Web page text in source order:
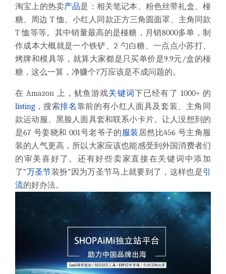
淘宝上的热卖产品是：相关笔记本、粉色丝带礼盒、椪
糖、周边 T恤、小红人同款正方三角圆面罩、主角同款
T恤等等。其中销量最高的是椪糖，月销8000多单，制
作成本大概就是一个铁铲、2 勺白糖、一点点小苏打、
烤牌和模具等，就算大家都是只买单价是9.9元 /盒的椪
糖，这么一算，净赚个7万应该是不成问题的。
在 Amazon 上，鱿鱼游戏关键词下已经有了 1000+ 的
listing ，搜索排名靠前的有小红人面具及套装、主角同
款运动服、黑脸人面具套和联系小卡片。让人没想到的
是67 号姜晓和001号老爷子的服装 居然比456 号主角服
装的人气更高，所以大家应该也能感受到外国消费者们
的审美喜好了。还有好些卖家直接在关键词中添加
了“万圣节装扮”因为万圣节马上就要到了，这样也是引
流的好办法。